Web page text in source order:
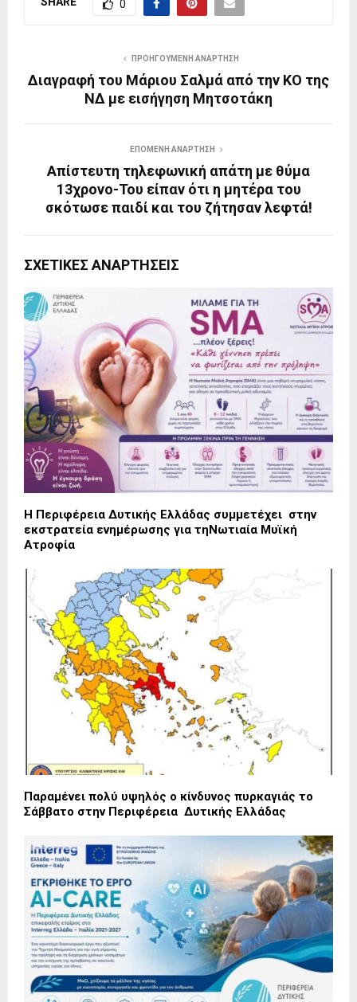
0
ΠΡΟΗΓΟΎΜΕΝΗ ΑΝΆΡΤΗΣΗ
Διαγραφή του Μάριου Σαλμά από την ΚΟ της
ΝΔ με εισήγηση Μητσοτάκη
ΕΠΌΜΕΝΗ ΑΝΆΡΤΗΣΗ
Απίστευτη τηλεφωνική απάτη με θύμα
13χρονο-Του είπαν ότι η μητέρα του
σκότωσε παιδί και του ζήτησαν λεφτά!
ΣΧΕΤΙΚΈΣ ΑΝΑΡΤΉΣΕΙΣ
Η Περιφέρεια Δυτικής Ελλάδας συμμετέχει στην
εκστρατεία ενημέρωσης για τηΝωτιαία Μυϊκή
Ατροφία
Παραμένει πολύ υψηλός ο κίνδυνος πυρκαγιάς το
Σάββατο στην Περιφέρεια Δυτικής Ελλάδας